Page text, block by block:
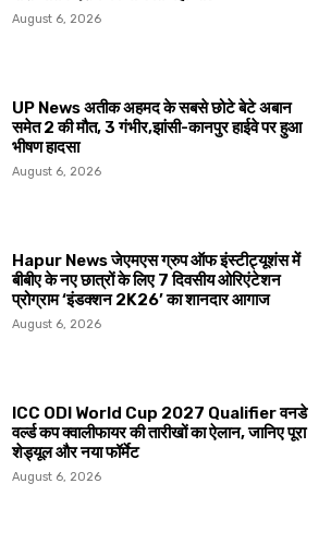
August 6, 2026
UP News अतीक अहमद के सबसे छोटे बेटे अबान
समेत 2 की मौत, 3 गंभीर,झांसी-कानपुर हाईवे पर हुआ
भीषण हादसा
August 6, 2026
Hapur News जेएमएस ग्रुप ऑफ इंस्टीट्यूशंस में
बीबीए के नए छात्रों के लिए 7 दिवसीय ओरिएंटेशन
प्रोग्राम ‘इंडक्शन 2K26’ का शानदार आगाज
August 6, 2026
ICC ODI World Cup 2027 Qualifier वनडे
वर्ल्ड कप क्वालीफायर की तारीखों का ऐलान, जानिए पूरा
शेड्यूल और नया फॉर्मेट
August 6, 2026